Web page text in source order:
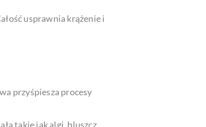
usprawnia krążenie i
przyśpiesza procesy
takie jak algi, bluszcz